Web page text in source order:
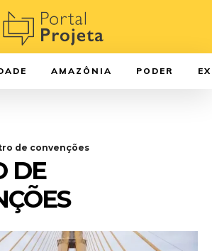
AMAZÔNIA PODER
de convenções
DE